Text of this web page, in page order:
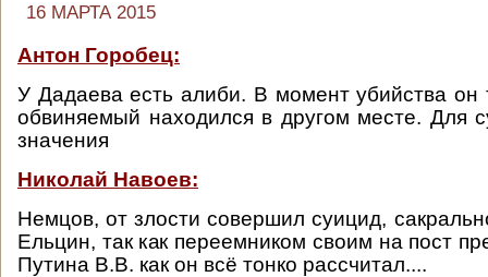
16 МАРТА 2015
Антон Горобец:
У Дадаева есть алиби. В момент убийства он
обвиняемый находился в другом месте. Для
значения
Николай Навоев:
Немцов, от злости совершил суицид,
Ельцин, так как переемником своим на пост
Путина В.В. как он всё тонко рассчитал....